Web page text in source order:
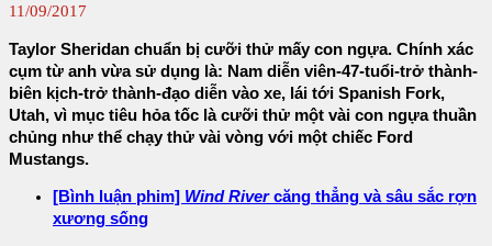
11/09/2017
Taylor Sheridan chuẩn bị cưỡi thử mấy con ngựa. Chính xác
cụm từ anh vừa sử dụng là: Nam diễn viên-47-tuổi-trở thành-
biên kịch-trở thành-đạo diễn vào xe, lái tới Spanish Fork,
Utah, vì mục tiêu hỏa tốc là cưỡi thử một vài con ngựa thuần
chủng như thể chạy thử vài vòng với một chiếc Ford
Mustangs.
[Bình luận phim] Wind Rivercăng thẳng và sâu sắc rợn
xương sống